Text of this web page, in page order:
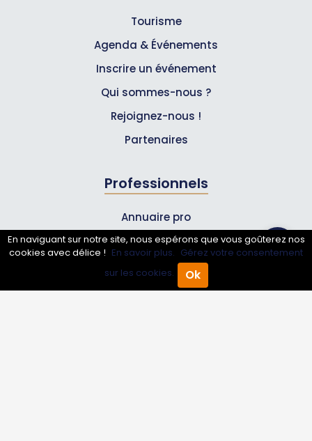
Annuaire Pro Agenda
Tourisme
Agenda & Événements
Inscrire un événement
Qui sommes-nous ?
Rejoignez-nous !
Partenaires
Professionnels
Annuaire pro
Inscrire mon entreprise
Les Abonnements Pros
En naviguant sur notre site, nous espérons que vous goûterez nos
cookies avec délice ! En savoir plus. Gérez votre consentement
sur les cookies.
Ok